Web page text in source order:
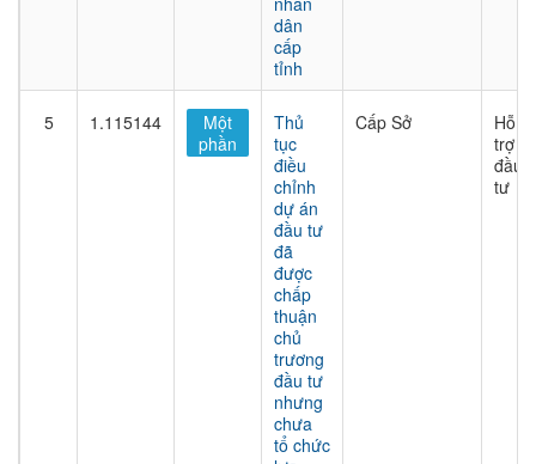
dân
cấp
tỉnh
5 1.115144
Một
phần
Thủ
tục
điều
chỉnh
dự án
đầu tư
đã
được
chấp
thuận
chủ
trương
đầu tư
nhưng
chưa
tổ chức
Cấp Sở
Hỗ
trợ
đầu
tư